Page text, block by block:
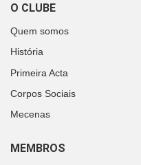
O CLUBE
Quem somos
História
Primeira Acta
Corpos Sociais
Mecenas
MEMBROS